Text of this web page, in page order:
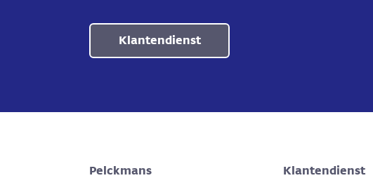
Klantendienst
Pelckmans Klantendienst